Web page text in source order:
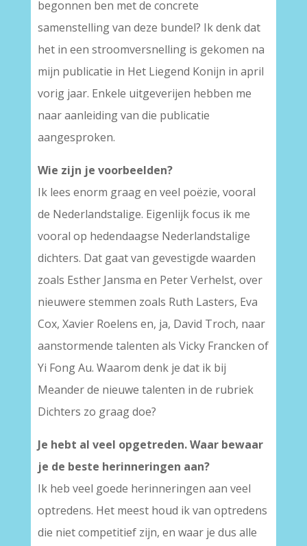
begonnen ben met de concrete
samenstelling van deze bundel? Ik denk dat
het in een stroomversnelling is gekomen na
mijn publicatie in Het Liegend Konijn in april
vorig jaar. Enkele uitgeverijen hebben me
naar aanleiding van die publicatie
aangesproken.
Wie zijn je voorbeelden?
Ik lees enorm graag en veel poëzie, vooral
de Nederlandstalige. Eigenlijk focus ik me
vooral op hedendaagse Nederlandstalige
dichters. Dat gaat van gevestigde waarden
zoals Esther Jansma en Peter Verhelst, over
nieuwere stemmen zoals Ruth Lasters, Eva
Cox, Xavier Roelens en, ja, David Troch, naar
aanstormende talenten als Vicky Francken of
Yi Fong Au. Waarom denk je dat ik bij
Meander de nieuwe talenten in de rubriek
Dichters zo graag doe?
Je hebt al veel opgetreden. Waar bewaar
je de beste herinneringen aan?
Ik heb veel goede herinneringen aan veel
optredens. Het meest houd ik van optredens
die niet competitief zijn, en waar je dus alle